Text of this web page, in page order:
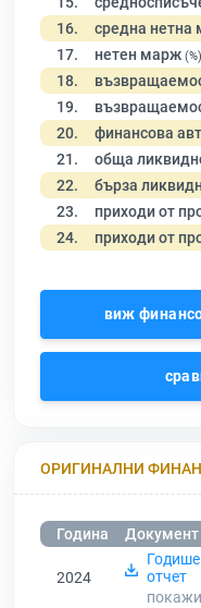
16. средна нетна
17. нетен марж (%)
18.
19.
20. финансова
21. обща
22. бърза
23. приходи от
24. приходи от
виж
ОРИГИНАЛНИ
Година Документ
2024
отчет